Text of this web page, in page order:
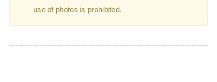
use of photos is prohibited.